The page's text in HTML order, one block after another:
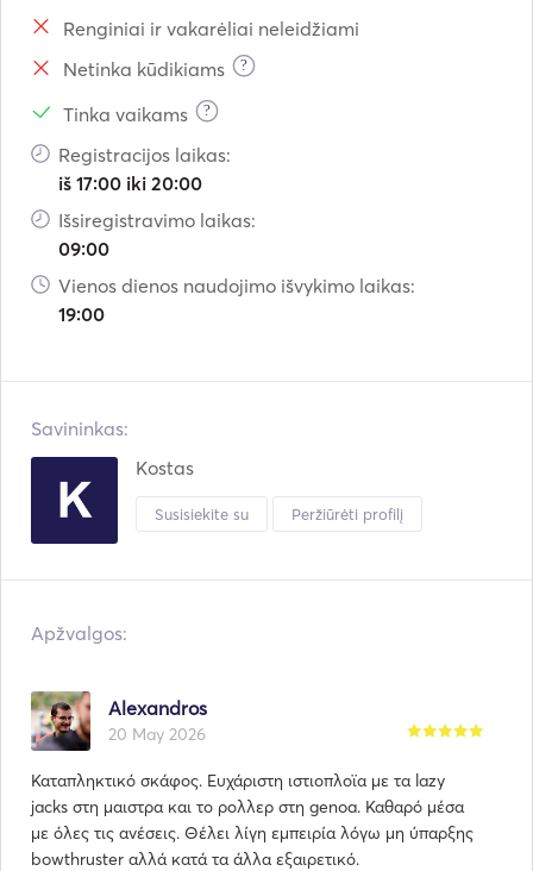
Renginiai ir vakarėliai neleidžiami
Netinka kūdikiams
?
Tinka vaikams ?
Registracijos laikas:
iš 17:00 iki 20:00
Išsiregistravimo laikas:
09:00
Vienos dienos naudojimo išvykimo laikas:
19:00
Savininkas:
Kostas
Susisiekite su Peržiūrėti profilį
Apžvalgos:
Alexandros
20 May 2026
Καταπληκτικό σκάφος. Ευχάριστη ιστιοπλοϊα με τα lazy
jacks στη μαιστρα και το ρολλερ στη genoa. Καθαρό μέσα
με όλες τις ανέσεις. Θέλει λίγη εμπειρία λόγω μη ύπαρξης
bowthruster αλλά κατά τα άλλα εξαιρετικό.